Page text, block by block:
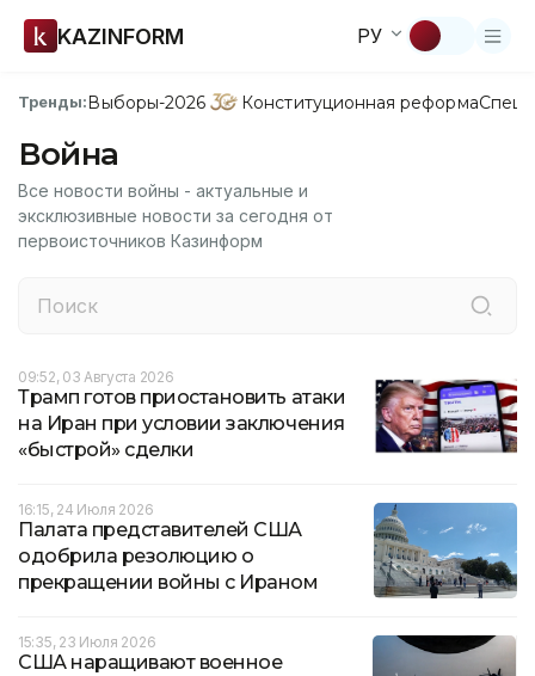
KAZINFORM РУ
Тренды:Выборы-2026 Конституционная реформа
Война
Все новости войны - актуальные и
эксклюзивные новости за сегодня от
первоисточников Казинформ
09:52, 03 Августа 2026
Трамп готов приостановить атаки
на Иран при условии заключения
«быстрой» сделки
16:15, 24 Июля 2026
Палата представителей США
одобрила резолюцию о
прекращении войны с Ираном
15:35, 23 Июля 2026
США наращивают военное